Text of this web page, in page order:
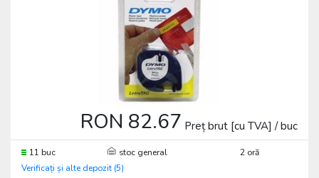
RON 82.67 Preț brut [cu TVA] / buc
11 buc stoc general
2 oră
Verificați și alte depozit (5)